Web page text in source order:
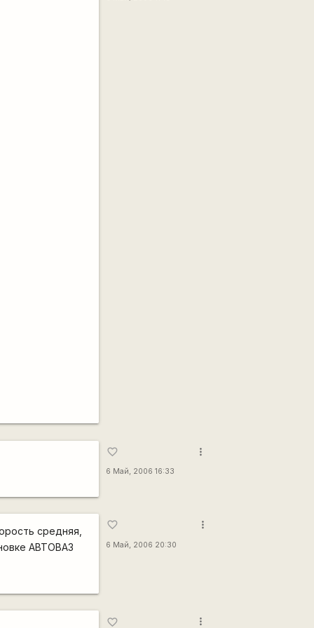
favorite_border
6 Май, 2006 16:33
more_vert
средняя,
АВТОВАЗ
favorite_border
6 Май, 2006 20:30
more_vert
favorite_border more_vert